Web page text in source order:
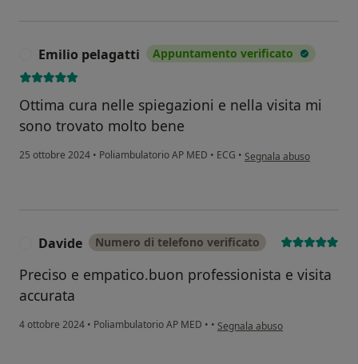
Emilio pelagatti Appuntamento verificato
Ottima cura nelle spiegazioni e nella visita mi
sono trovato molto bene
25 ottobre 2024 • Poliambulatorio AP MED • ECG • secondo l'opinione
Segnala abuso
Davide Numero di telefono verificato
Preciso e empatico.buon professionista e visita
accurata
4 ottobre 2024 • Poliambulatorio AP MED • • secondo l'opinione dell'utente
Segnala abuso